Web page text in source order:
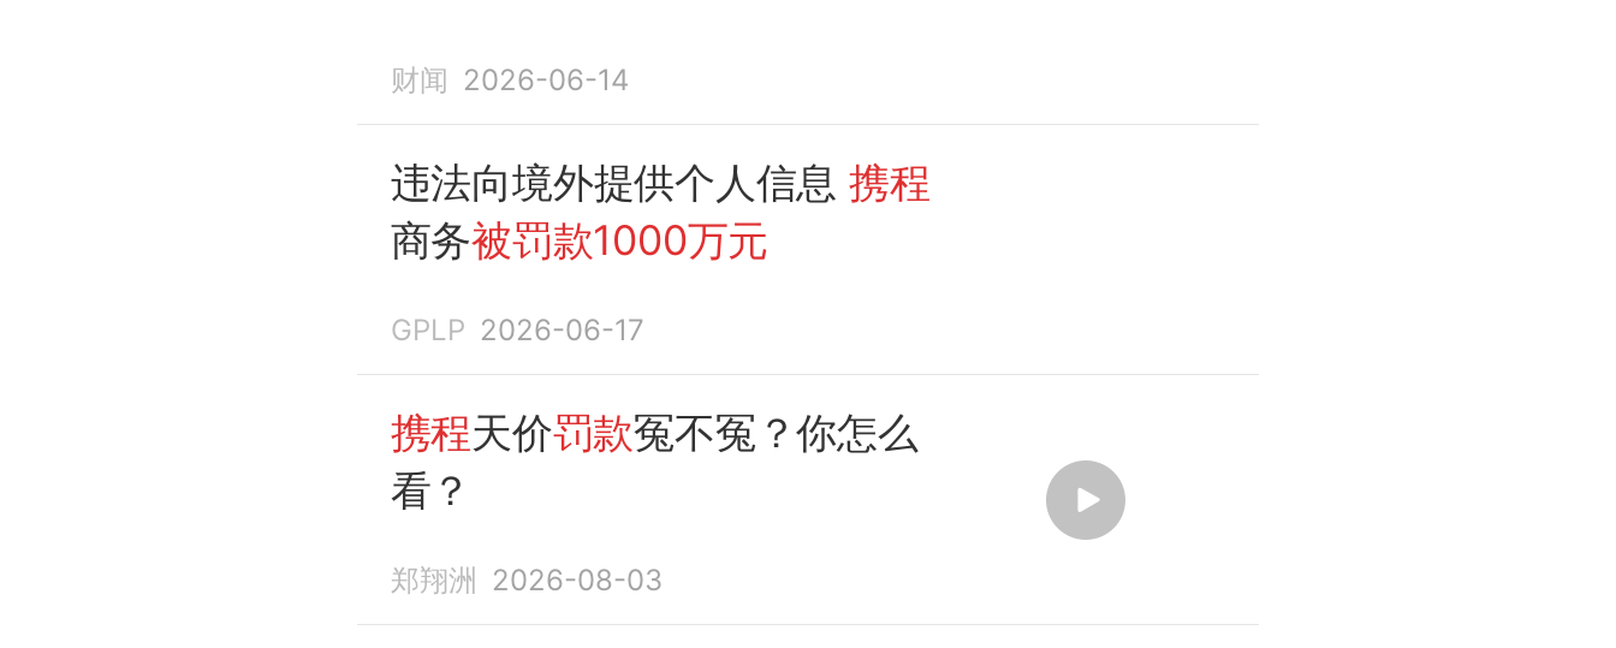
财闻 2026-06-14
违法向境外提供个人信息携程
商务被罚款1000万元
GPLP 2026-06-17
携程天价罚款冤不冤？你怎么
看？
郑翔洲 2026-08-03